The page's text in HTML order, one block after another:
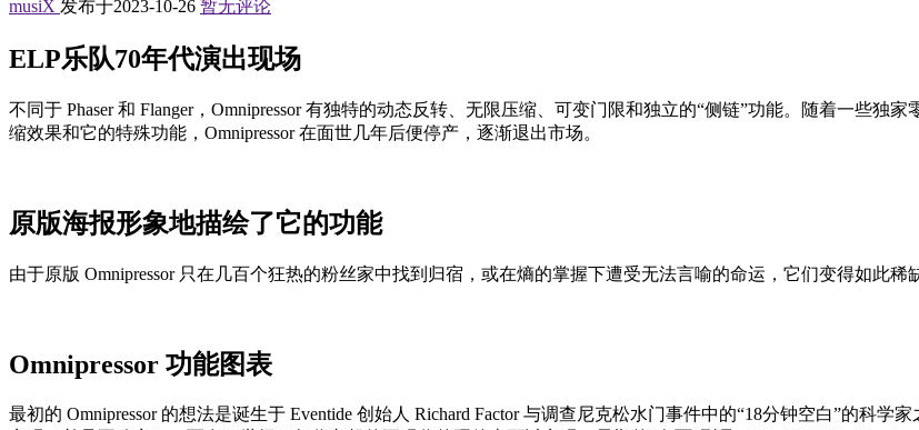
musiX 发布于2023-10-26 暂无评论
ELP乐队70年代演出现场
不同于 Phaser 和 Flanger，Omnipressor 有独特的动态反转、无限压缩、可变门限和独立的“侧链”功能。随着一些
缩效果和它的特殊功能，Omnipressor 在面世几年后便停产，逐渐退出市场。
原版海报形象地描绘了它的功能
由于原版 Omnipressor 只在几百个狂热的粉丝家中找到归宿，或在熵的掌握下遭受无法言喻的命运，它们变得如此
Omnipressor 功能图表
最初的 Omnipressor 的想法是诞生于 Eventide 创始人 Richard Factor 与调查尼克松水门事件中的“18分钟空白”的科